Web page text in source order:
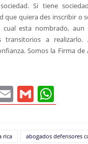
Si tiene
que quiera des inscribir o
cual esta nombrado,
a realizarlo.
Somos la Firma de
Email
Gmail
rica abogados defensores